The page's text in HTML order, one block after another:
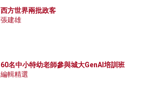
西方世界兩批政客
張建雄
60名中小特幼老師參與城大GenAI培訓班
編輯精選